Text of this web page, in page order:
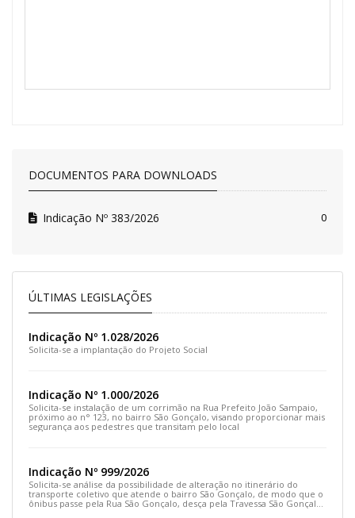
DOCUMENTOS PARA DOWNLOADS
Indicação Nº 383/2026 0
ÚLTIMAS LEGISLAÇÕES
Indicação Nº 1.028/2026
Solicita-se a implantação do Projeto Social
Indicação Nº 1.000/2026
Solicita-se instalação de um corrimão na Rua Prefeito João Sampaio,
próximo ao n° 123, no bairro São Gonçalo, visando proporcionar mais
segurança aos pedestres que transitam pelo local
Indicação Nº 999/2026
Solicita-se análise da possibilidade de alteração no itinerário do
transporte coletivo que atende o bairro São Gonçalo, de modo que o
ônibus passe pela Rua São Gonçalo, desça pela Travessa São Gonçalo